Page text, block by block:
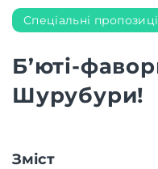
Спеціальні
Б’юті-
Шурубури!
Зміст